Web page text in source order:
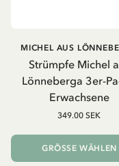
Strümpfe Michel
Lönneberga 3er-
Erwachsene
MICHEL AUS
349.00 SEK
GRÖSSE WÄHLEN